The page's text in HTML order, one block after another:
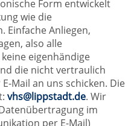
Form entwickelt
wie die
Einfache Anliegen,
also alle
eigenhändige
die nicht vertraulich
Mail an uns schicken. Die
vhs@lippstadt.de. Wir
im
per E-Mail)